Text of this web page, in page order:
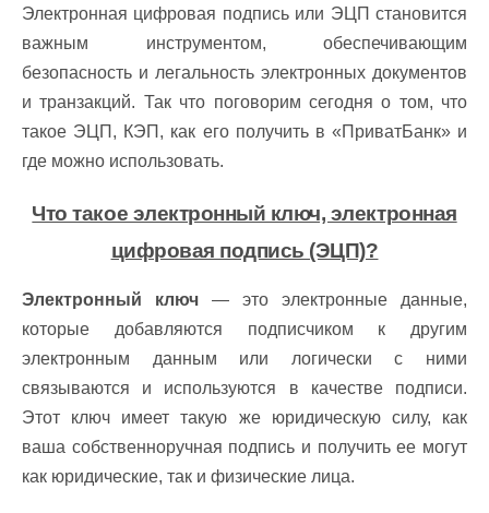
Электронная цифровая подпись или ЭЦП становится
важным инструментом, обеспечивающим
безопасность и легальность электронных документов
и транзакций. Так что поговорим сегодня о том, что
такое ЭЦП, КЭП, как его получить в «ПриватБанк» и
где можно использовать.
Что такое электронный ключ, электронная
цифровая подпись (ЭЦП)?
Электронный ключ — это электронные данные,
которые добавляются подписчиком к другим
электронным данным или логически с ними
связываются и используются в качестве подписи.
Этот ключ имеет такую же юридическую силу, как
ваша собственноручная подпись и получить ее могут
как юридические, так и физические лица.